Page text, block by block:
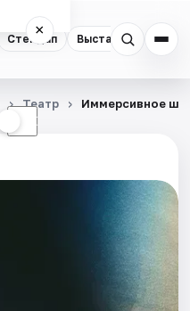
Стендап Выставки
×
☾
Театр Иммерсивное